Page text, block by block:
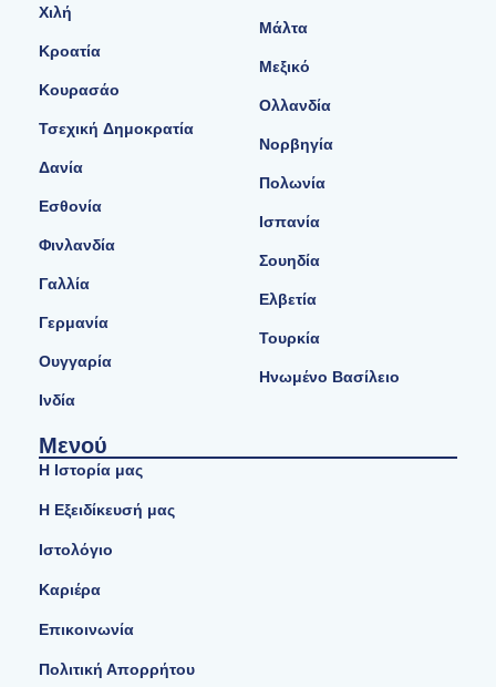
Χιλή
Κροατία
Κουρασάο
Τσεχική Δημοκρατία
Δανία
Εσθονία
Φινλανδία
Γαλλία
Γερμανία
Ουγγαρία
Ινδία
Μάλτα
Μεξικό
Ολλανδία
Νορβηγία
Πολωνία
Ισπανία
Σουηδία
Ελβετία
Τουρκία
Ηνωμένο Βασίλειο
Μενού
Η Ιστορία μας
Η Εξειδίκευσή μας
Ιστολόγιο
Καριέρα
Επικοινωνία
Πολιτική Απορρήτου